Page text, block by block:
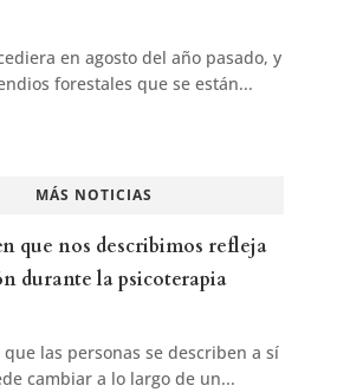
en agosto del año pasado, y
forestales que se están...
MÁS NOTICIAS
que nos describimos refleja
durante la psicoterapia
que las personas se describen a sí
cambiar a lo largo de un...